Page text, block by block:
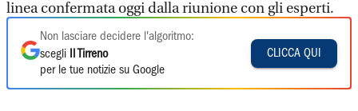
linea confermata oggi dalla riunione con gli esperti.
Non lasciare decidere l'algoritmo:
scegli
Il Tirreno
per le tue notizie su Google
CLICCA QUI